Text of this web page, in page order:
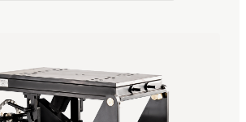
الشركة البيانات القانونية